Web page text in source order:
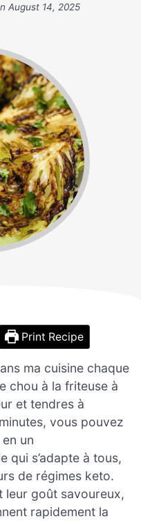
August 14, 2025
Print Recipe
ma cuisine chaque
chou à la friteuse à
et tendres à
vous pouvez
un
qui s’adapte à tous,
de régimes keto.
leur goût savoureux,
rapidement la